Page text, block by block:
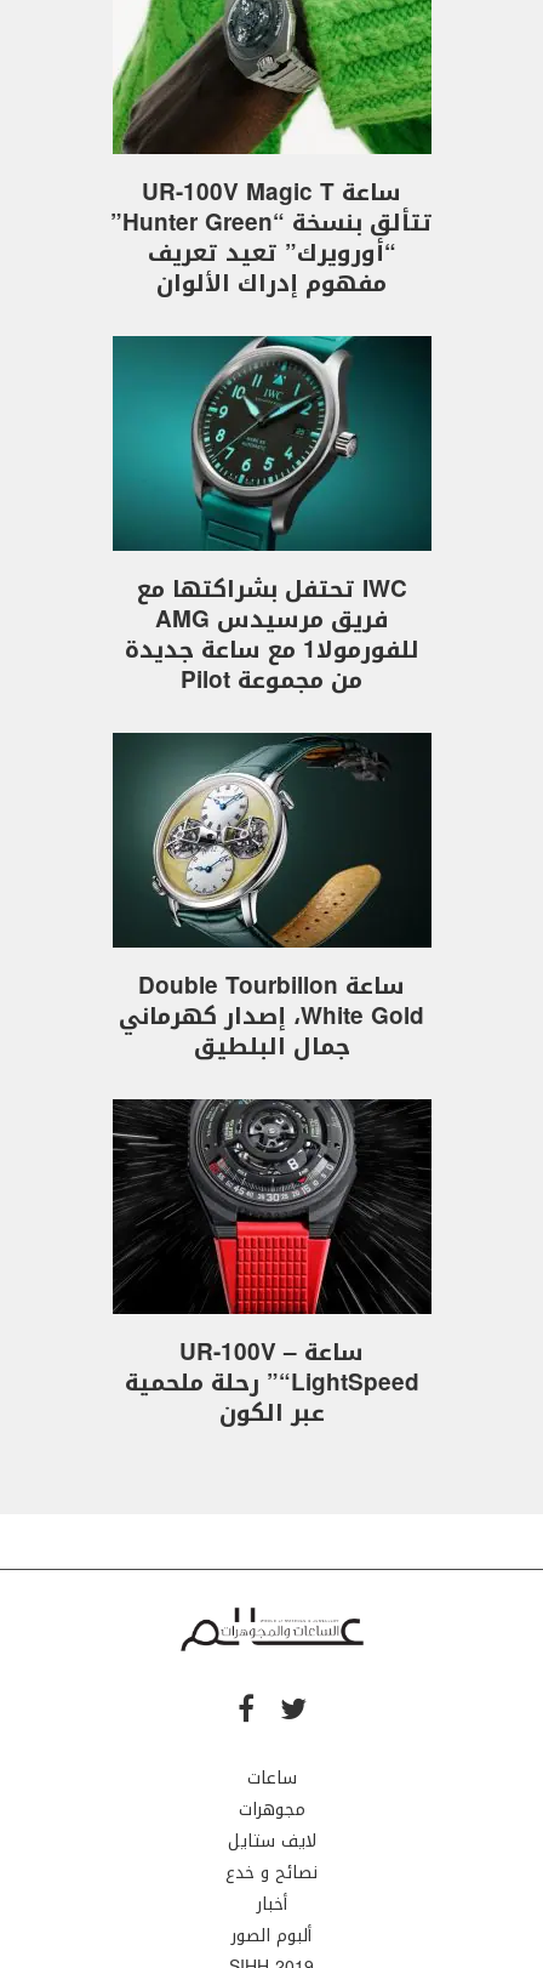
ساعة UR-100V Magic T
تتألق بنسخة “Hunter Green”
“أورويرك” تعيد تعريف
مفهوم إدراك الألوان
IWC تحتفل بشراكتها مع
فريق مرسيدس AMG
للفورمولا1 مع ساعة جديدة
من مجموعة Pilot
ساعة Double Tourbillon
White Gold، إصدار كهرماني
جمال البلطيق
ساعة UR-100V –
“LightSpeed” رحلة ملحمية
عبر الكون
ساعات
مجوهرات
لايف ستايل
نصائح و خدع
أخبار
ألبوم الصور